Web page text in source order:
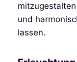
und
lassen.